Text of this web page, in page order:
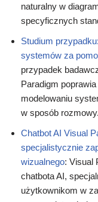
naturalny w
specyficznych
Studium
systemów za
przypadek
Paradigm
modelowaniu
w sposób rozmowy.
Chatbot AI Visual
specjalistycznie
wizualnego: Visual
chatbota AI,
użytkownikom w